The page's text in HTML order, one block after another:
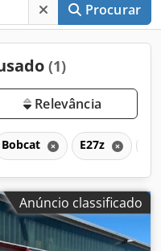
Procurar
(1)
Relevância
Bobcat E27z
Anúncio classificado